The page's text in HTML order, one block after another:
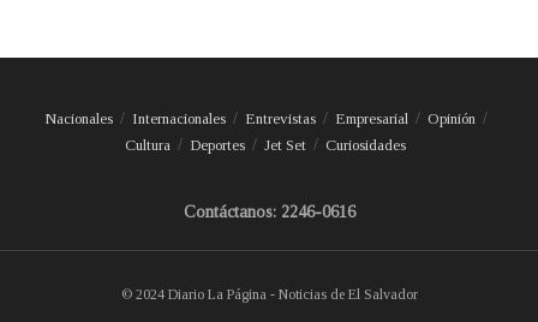
Nacionales Internacionales Entrevistas Empresarial
Opinión
Cultura
Deportes Jet Set Curiosidades
Contáctanos: 2246-0616
© 2024 Diario La Página - Noticias de El Salvador